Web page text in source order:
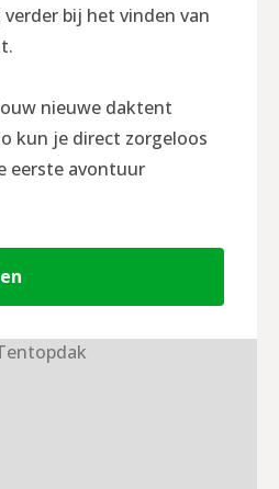
bij het vinden van
nieuwe daktent
kun je direct zorgeloos
eerste avontuur